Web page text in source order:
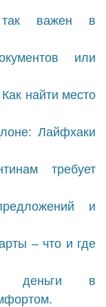
так важен в
или
найти место
Лайфхаки
требует
и
– что и где
деньги в